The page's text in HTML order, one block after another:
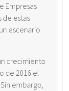
Empresas
de estas
escenario
crecimiento
de 2016 el
embargo,